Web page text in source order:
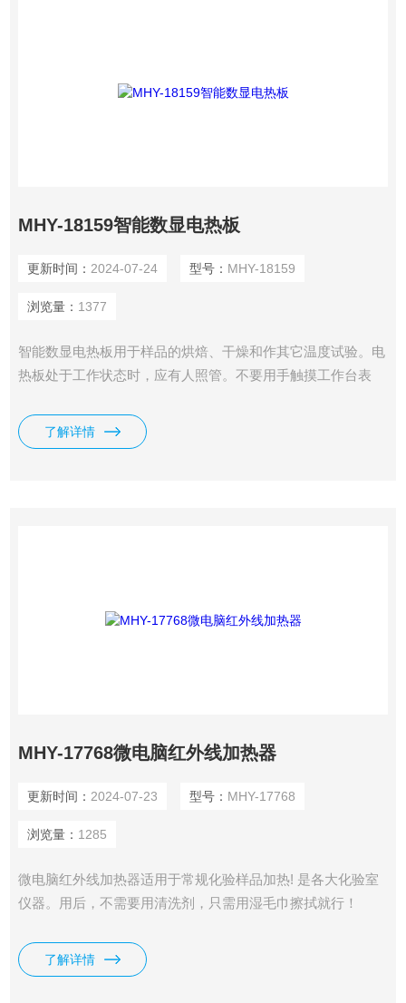
MHY-18159智能数显电热板
更新时间： 2024-07-24 型号： MHY-18159
浏览量： 1377
智能数显电热板用于样品的烘焙、干燥和作其它温度试验。电
热板处于工作状态时，应有人照管。不要用手触摸工作台表
卫生、环保、生化实验室、分析室、教学科研的工具。
了解详情
MHY-17768微电脑红外线加热器
更新时间： 2024-07-23 型号： MHY-17768
浏览量： 1285
微电脑红外线加热器适用于常规化验样品加热! 是各大化验室
仪器。用后，不需要用清洗剂，只需用湿毛巾擦拭就行！
了解详情